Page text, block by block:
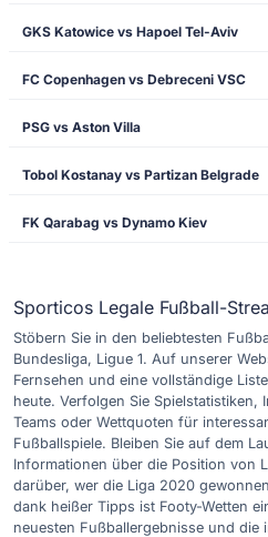
GKS Katowice vs Hapoel Tel-Aviv
FC Copenhagen vs Debreceni VSC
PSG vs Aston Villa
Tobol Kostanay vs Partizan Belgrade
FK Qarabag vs Dynamo Kiev
Sporticos Legale Fußball-
Stöbern Sie in den beliebtesten
Bundesliga, Ligue 1. Auf unserer
Fernsehen und eine vollständige
heute. Verfolgen Sie Spielstatistiken,
Teams oder Wettquoten für
Fußballspiele. Bleiben Sie auf dem
Informationen über die Position von
darüber, wer die Liga 2020
dank heißer Tipps ist Footy-Wetten
neuesten Fußballergebnisse und die